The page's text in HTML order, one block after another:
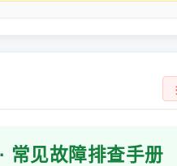
常见故障排查手册